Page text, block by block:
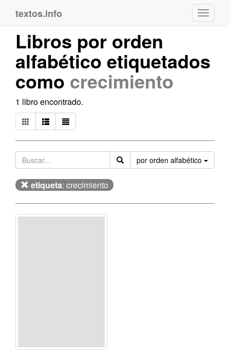
textos.info
Libros por orden
alfabético etiquetados
como crecimiento
1 libro encontrado.
por orden alfabético
etiqueta: crecimiento